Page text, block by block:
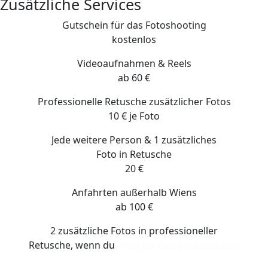
Zusätzliche Services
Gutschein für das Fotoshooting
kostenlos
Videoaufnahmen & Reels
ab 60 €
Professionelle Retusche zusätzlicher Fotos
10 € je Foto
Jede weitere Person & 1 zusätzliches
Foto in Retusche
20 €
Anfahrten außerhalb Wiens
ab 100 €
2 zusätzliche Fotos in professioneller
Retusche, wenn du